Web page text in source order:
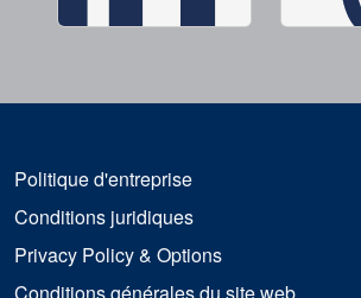
Politique d'entreprise
Conditions juridiques
Privacy Policy & Options